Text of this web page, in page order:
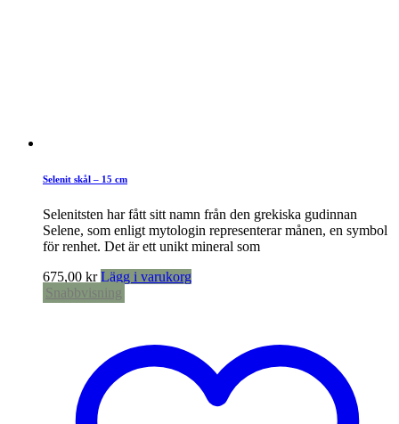
Selenit skål – 15 cm
Selenitsten har fått sitt namn från den grekiska gudinnan
Selene, som enligt mytologin representerar månen, en symbol
för renhet. Det är ett unikt mineral som
675,00 kr Lägg i varukorg
Snabbvisning